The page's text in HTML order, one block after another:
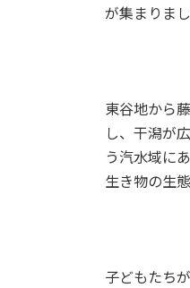
が集まりまし
東谷地から
し、干潟が
う汽水域に
生き物の生
子どもたち